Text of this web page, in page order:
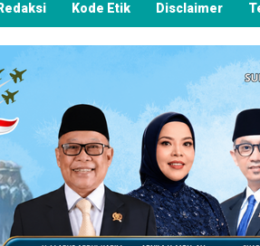
Redaksi Kode Etik Disclaimer